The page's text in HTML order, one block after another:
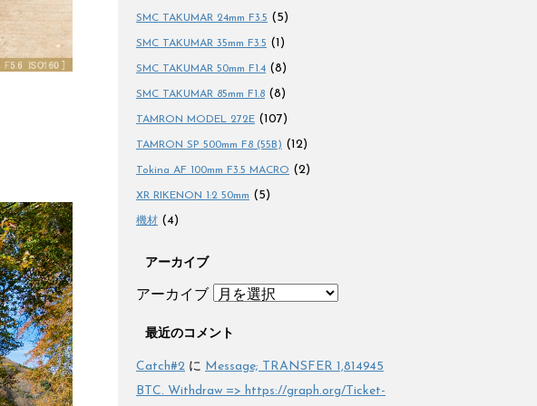
SMC TAKUMAR 24mm F3.5 (5)
SMC TAKUMAR 35mm F3.5 (1)
SMC TAKUMAR 50mm F1.4 (8)
SMC TAKUMAR 85mm F1.8 (8)
TAMRON MODEL 272E (107)
TAMRON SP 500mm F8 (55B) (12)
Tokina AF 100mm F3.5 MACRO (2)
XR RIKENON 1:2 50mm (5)
機材 (4)
アーカイブ
アーカイブ
最近のコメント
Catch#2 に Message; TRANSFER 1,814945
BTC. Withdraw => https://graph.org/Ticket-